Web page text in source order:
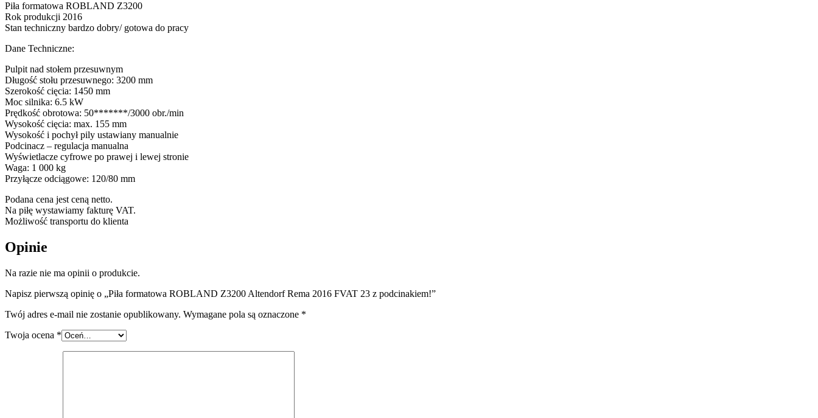
Piła formatowa ROBLAND Z3200
Rok produkcji 2016
Stan techniczny bardzo dobry/ gotowa do pracy
Dane Techniczne:
Pulpit nad stołem przesuwnym
Długość stołu przesuwnego: 3200 mm
Szerokość cięcia: 1450 mm
Moc silnika: 6.5 kW
Prędkość obrotowa: 50*******/3000 obr./min
Wysokość cięcia: max. 155 mm
Wysokość i pochył pily ustawiany manualnie
Podcinacz – regulacja manualna
Wyświetlacze cyfrowe po prawej i lewej stronie
Waga: 1 000 kg
Przyłącze odciągowe: 120/80 mm
Podana cena jest ceną netto.
Na piłę wystawiamy fakturę VAT.
Możliwość transportu do klienta
Opinie
Na razie nie ma opinii o produkcie.
Napisz pierwszą opinię o „Piła formatowa ROBLAND Z3200 Altendorf Rema 2016 FVAT 23 z podcinakiem!”
Twój adres e-mail nie zostanie opublikowany. Wymagane pola są oznaczone *
Twoja ocena *